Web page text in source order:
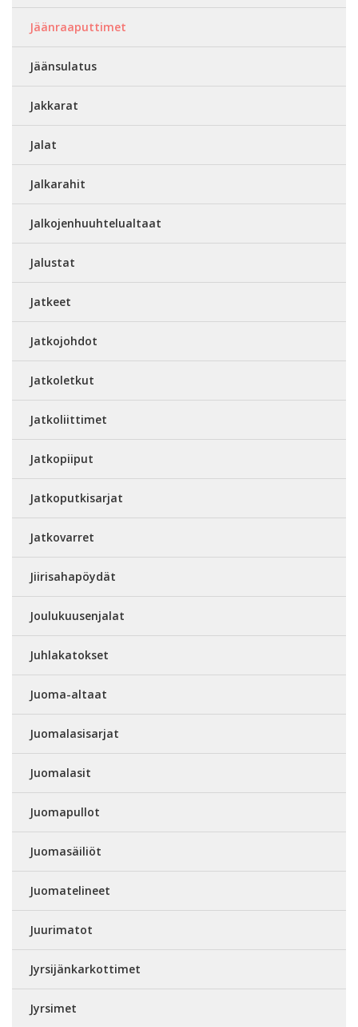
Jäänraaputtimet
Jäänsulatus
Jakkarat
Jalat
Jalkarahit
Jalkojenhuuhtelualtaat
Jalustat
Jatkeet
Jatkojohdot
Jatkoletkut
Jatkoliittimet
Jatkopiiput
Jatkoputkisarjat
Jatkovarret
Jiirisahapöydät
Joulukuusenjalat
Juhlakatokset
Juoma-altaat
Juomalasisarjat
Juomalasit
Juomapullot
Juomasäiliöt
Juomatelineet
Juurimatot
Jyrsijänkarkottimet
Jyrsimet